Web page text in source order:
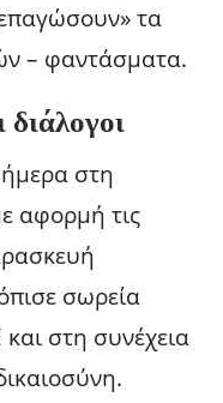
τα
– φαντάσματα.
διάλογοι
στη
αφορμή τις
σωρεία
στη συνέχεια